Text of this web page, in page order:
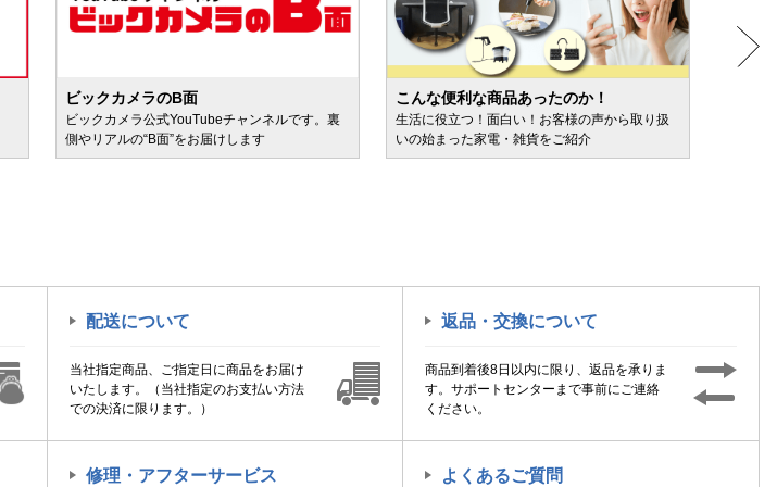
ビックカメラのB面
ビックカメラ公式YouTubeチャンネルです。裏
側やリアルの“B面”をお届けします
こんな便利な商品あったのか！
生活に役立つ！面白い！お客様の声から取り扱
いの始まった家電・雑貨をご紹介
配送について
当社指定商品、ご指定日に商品をお届け
いたします。（当社指定のお支払い方法
での決済に限ります。）
返品・交換について
商品到着後8日以内に限り、返品を承りま
す。サポートセンターまで事前にご連絡
ください。
修理・アフターサービス よくあるご質問